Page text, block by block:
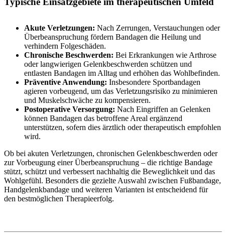
Akute Verletzungen: Nach Zerrungen, Verstauchungen oder
Überbeanspruchung fördern Bandagen die Heilung und
verhindern Folgeschäden.
Chronische Beschwerden: Bei Erkrankungen wie Arthrose
oder langwierigen Gelenkbeschwerden schützen und
entlasten Bandagen im Alltag und erhöhen das Wohlbefinden.
Präventive Anwendung: Insbesondere Sportbandagen
agieren vorbeugend, um das Verletzungsrisiko zu minimieren
und Muskelschwäche zu kompensieren.
Postoperative Versorgung: Nach Eingriffen an Gelenken
können Bandagen das betroffene Areal ergänzend
unterstützen, sofern dies ärztlich oder therapeutisch empfohlen
wird.
Ob bei akuten Verletzungen, chronischen Gelenkbeschwerden oder
zur Vorbeugung einer Überbeanspruchung – die richtige Bandage
stützt, schützt und verbessert nachhaltig die Beweglichkeit und das
Wohlgefühl. Besonders die gezielte Auswahl zwischen Fußbandage,
Handgelenkbandage und weiteren Varianten ist entscheidend für
den bestmöglichen Therapieerfolg.